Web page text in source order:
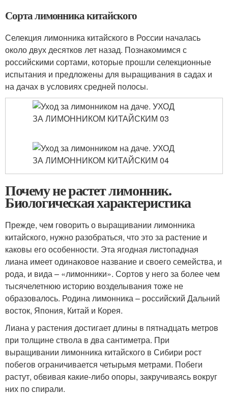
Сорта лимонника китайского
Селекция лимонника китайского в России началась
около двух десятков лет назад. Познакомимся с
российскими сортами, которые прошли селекционные
испытания и предложены для выращивания в садах и
на дачах в условиях средней полосы.
Почему не растет лимонник.
Биологическая характеристика
Прежде, чем говорить о выращивании лимонника
китайского, нужно разобраться, что это за растение и
каковы его особенности. Эта ягодная листопадная
лиана имеет одинаковое название и своего семейства, и
рода, и вида – «лимонники». Сортов у него за более чем
тысячелетнюю историю возделывания тоже не
образовалось. Родина лимонника – российский Дальний
восток, Япония, Китай и Корея.
Лиана у растения достигает длины в пятнадцать метров
при толщине ствола в два сантиметра. При
выращивании лимонника китайского в Сибири рост
побегов ограничивается четырьмя метрами. Побеги
растут, обвивая какие-либо опоры, закручиваясь вокруг
них по спирали.